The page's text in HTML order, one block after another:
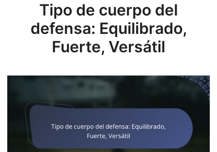
Tipo de cuerpo del
defensa: Equilibrado,
Fuerte, Versátil